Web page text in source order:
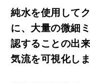
純水を使用して
に、大量の微細
認することの出
気流を可視化しま